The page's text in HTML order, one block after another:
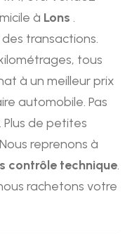
à Lons .
transactions.
tous
à un meilleur prix
automobile. Pas
de petites
reprenons à
contrôle technique.
rachetons votre